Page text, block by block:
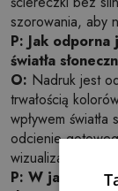
szorowania, aby
P: Jak
światła
O: Nadruk jest
trwałością
wpływem
odcienie
wizualizacji ze
P: W jakich